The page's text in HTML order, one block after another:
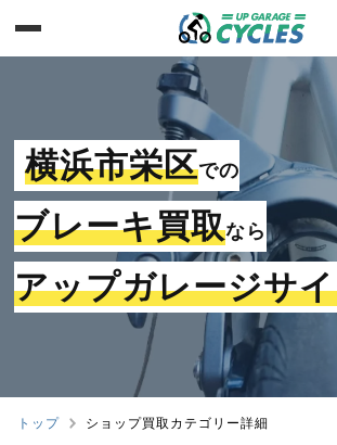
横浜市栄区での
ブレーキ買取なら
アップガレージサ
トップ ショップ買取カテゴリー詳細